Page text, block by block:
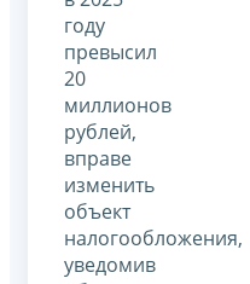
году
превысил
20
миллионов
рублей,
вправе
изменить
объект
налогообложения,
уведомив